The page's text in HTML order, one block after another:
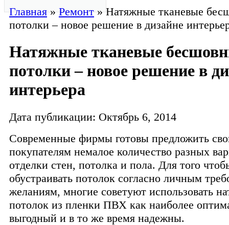
Главная»Ремонт» Натяжные тканевые
потолки – новое решение в дизайне
Натяжные тканевые
потолки – новое решение в
интерьера
Дата публикации: Октябрь 6, 2014
Современные фирмы готовы предложить
покупателям немалое количество разных
отделки стен, потолка и пола. Для того
обустраивать потолок согласно личным
желаниям, многие советуют использовать
потолок из пленки ПВХ как наиболее
выгодный и в то же время надежны.